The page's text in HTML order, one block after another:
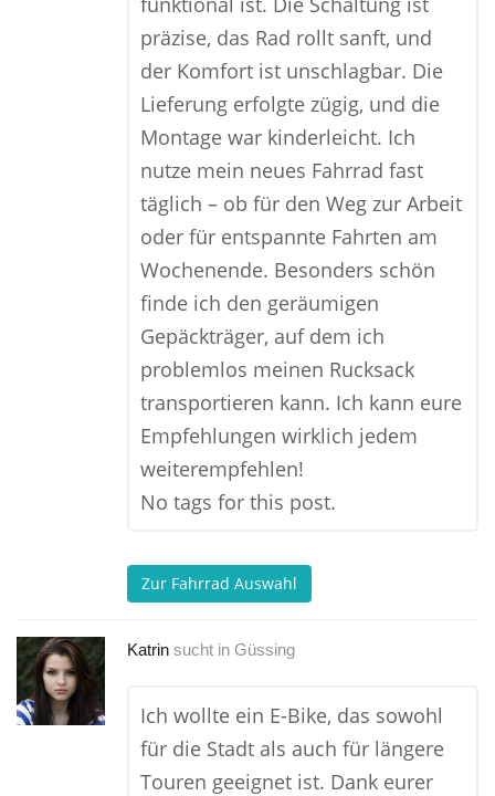
präzise, das Rad rollt sanft, und
der Komfort ist unschlagbar. Die
Lieferung erfolgte zügig, und die
Montage war kinderleicht. Ich
nutze mein neues Fahrrad fast
täglich – ob für den Weg zur Arbeit
oder für entspannte Fahrten am
Wochenende. Besonders schön
finde ich den geräumigen
Gepäckträger, auf dem ich
problemlos meinen Rucksack
transportieren kann. Ich kann eure
Empfehlungen wirklich jedem
weiterempfehlen!
No tags for this post.
Zur Fahrrad Auswahl
Katrin sucht in Güssing
Ich wollte ein E-Bike, das sowohl
für die Stadt als auch für längere
Touren geeignet ist. Dank eurer